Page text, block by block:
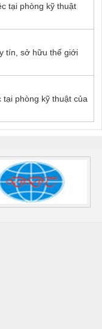
tại phòng kỹ thuật
tín, sở hữu thế giới
phòng kỹ thuật của